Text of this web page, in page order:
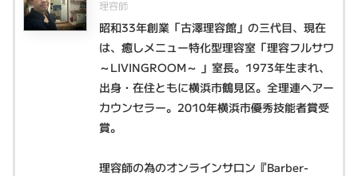
理容師
昭和33年創業「古澤理容館」の三代目、現在
は、癒しメニュー特化型理容室「理容フルサワ
～LIVINGROOM～ 」室長。1973年生まれ、
出身・在住ともに横浜市鶴見区。全理連ヘアー
カウンセラー。2010年横浜市優秀技能者賞受
賞。
理容師の為のオンラインサロン『Barber-